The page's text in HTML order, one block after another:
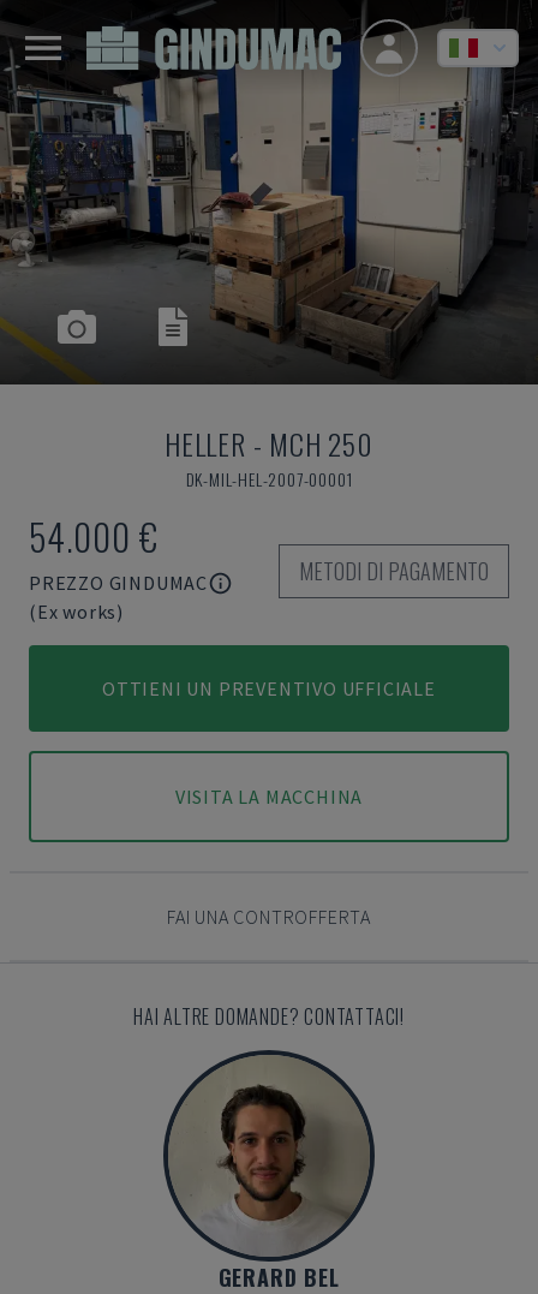
HELLER - MCH 250
DK-MIL-HEL-2007-00001
54.000 €
PREZZO GINDUMAC
(Ex works)
METODI DI PAGAMENTO
OTTIENI UN PREVENTIVO UFFICIALE
VISITA LA MACCHINA
FAI UNA CONTROFFERTA
HAI ALTRE DOMANDE? CONTATTACI!
GERARD BEL